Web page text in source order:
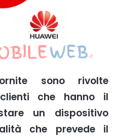
sono rivolte
che hanno il
un dispositivo
che prevede il